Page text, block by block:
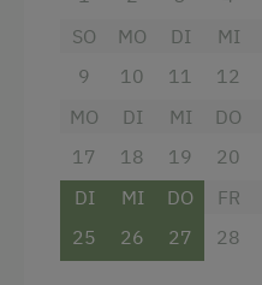
Verpflegung
Ohne Verpflegung
Vollwert/Biokost
eigene
Übernachtung mit
Fernseher
Haarföhn
Altbau
Doppelbett
SO
9
MO
10
DI
11
MI
12
MO
17
DI
18
MI
19
DO
20
DI
25
MI
26
DO
27
FR
28